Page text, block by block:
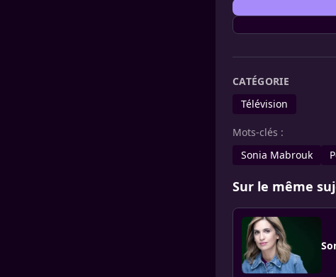
CATÉGORIE
Télévision
Mots-clés :
Sonia Mabrouk
Sur le même